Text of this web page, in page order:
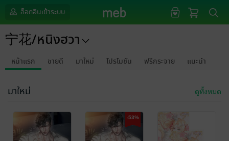
ล็อกอินเข้าระบบ
宁花/หนิงฮวา
หน้าแรก ขายดี มาใหม่ โปรโมชัน ฟรีกระจาย แนะนำ
มาใหม่ ดูทั้งหมด
-53%